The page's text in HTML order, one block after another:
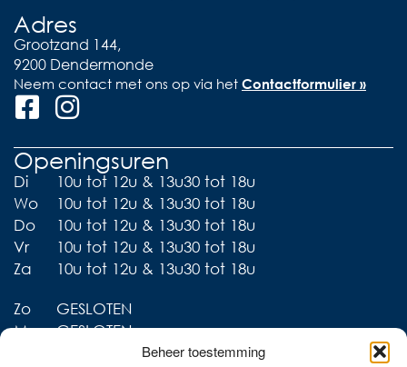
Beheer toestemming
Adres
Grootzand 144,
9200 Dendermonde
Neem contact met ons op via het Contactformulier »
Openingsuren
Di
10u tot 12u & 13u30 tot 18u
Wo
10u tot 12u & 13u30 tot 18u
Do
10u tot 12u & 13u30 tot 18u
Vr
10u tot 12u & 13u30 tot 18u
Za
10u tot 12u & 13u30 tot 18u
Zo
GESLOTEN
Ma
GESLOTEN